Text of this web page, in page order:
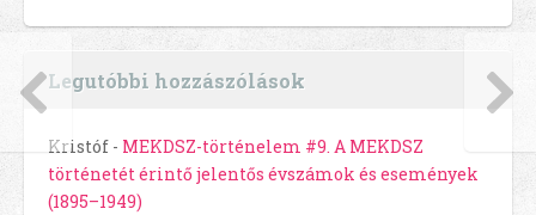
Legutóbbi hozzászólások
Kristóf - MEKDSZ-történelem #9. A MEKDSZ
történetét érintő jelentős évszámok és események
(1895–1949)